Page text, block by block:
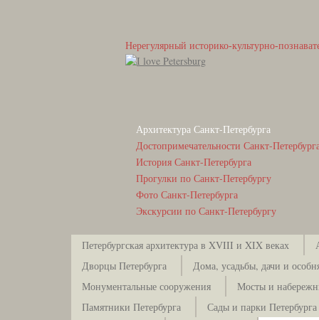
Нерегулярный историко-культурно-
Архитектура Санкт-Петербурга
Достопримечательности Санкт-
История Санкт-Петербурга
Прогулки по Санкт-Петербургу
Фото Санкт-Петербурга
Экскурсии по Санкт-Петербургу
Петербургская архитектура в XVIII и XIX веках
Дворцы Петербурга
Дома, усадьбы, дачи и
Монументальные сооружения
Мосты и
Памятники Петербурга
Сады и парки Петербурга